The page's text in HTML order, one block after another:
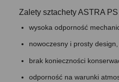
Zalety sztachety ASTRA PS
wysoka odporność
nowoczesny i prosty design,
brak konieczności
odporność na warunki